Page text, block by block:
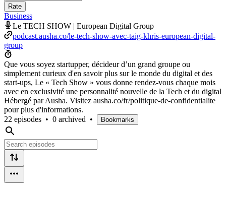
Rate
Business
Le TECH SHOW | European Digital Group
podcast.ausha.co/le-tech-show-avec-taig-khris-european-digital-
group
Que vous soyez startupper, décideur d’un grand groupe ou
simplement curieux d'en savoir plus sur le monde du digital et des
start-ups, Le « Tech Show » vous donne rendez-vous chaque mois
avec en exclusivité une personnalité nouvelle de la Tech et du digital
Hébergé par Ausha. Visitez ausha.co/fr/politique-de-confidentialite
pour plus d'informations.
22 episodes • 0 archived • Bookmarks